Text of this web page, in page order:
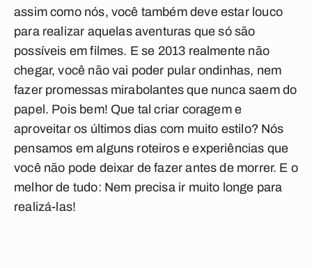
assim como nós, você também deve estar louco
para realizar aquelas aventuras que só são
possíveis em filmes. E se 2013 realmente não
chegar, você não vai poder pular ondinhas, nem
fazer promessas mirabolantes que nunca saem do
papel. Pois bem! Que tal criar coragem e
aproveitar os últimos dias com muito estilo? Nós
pensamos em alguns roteiros e experiências que
você não pode deixar de fazer antes de morrer. E o
melhor de tudo: Nem precisa ir muito longe para
realizá-las!